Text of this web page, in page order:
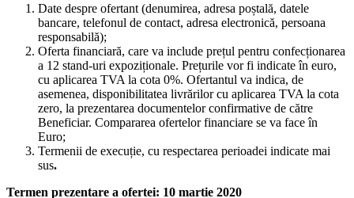
Date despre ofertant (denumirea, adresa poștală, datele
bancare, telefonul de contact, adresa electronică, persoana
responsabilă);
Oferta financiară, care va include prețul pentru confecționarea
a 12 stand-uri expoziționale. Prețurile vor fi indicate în euro,
cu aplicarea TVA la cota 0%. Ofertantul va indica, de
asemenea, disponibilitatea livrărilor cu aplicarea TVA la cota
zero, la prezentarea documentelor confirmative de către
Beneficiar. Compararea ofertelor financiare se va face în
Euro;
Termenii de execuție, cu respectarea perioadei indicate mai
sus.
Termen prezentare a ofertei: 10 martie 2020